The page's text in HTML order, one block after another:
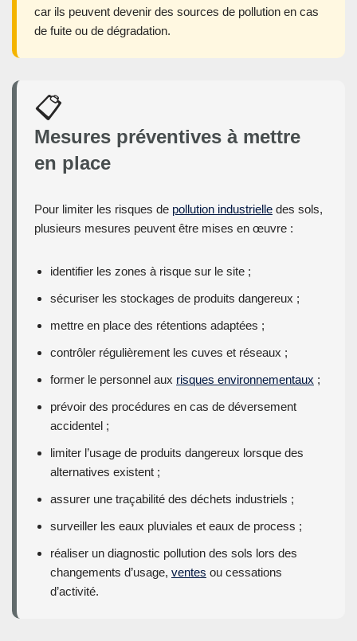
car ils peuvent devenir des sources de pollution en cas
de fuite ou de dégradation.
📋
Mesures préventives à mettre
en place
Pour limiter les risques de pollution industrielle des sols,
plusieurs mesures peuvent être mises en œuvre :
identifier les zones à risque sur le site ;
sécuriser les stockages de produits dangereux ;
mettre en place des rétentions adaptées ;
contrôler régulièrement les cuves et réseaux ;
former le personnel aux risques environnementaux ;
prévoir des procédures en cas de déversement
accidentel ;
limiter l’usage de produits dangereux lorsque des
alternatives existent ;
assurer une traçabilité des déchets industriels ;
surveiller les eaux pluviales et eaux de process ;
réaliser un diagnostic pollution des sols lors des
changements d’usage, ventes ou cessations
d’activité.